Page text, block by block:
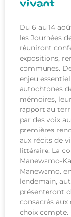
vivant
Du 6 au 14
les Journées
réuniront
expositions,
communes.
enjeu
autochtones
mémoires,
rapport au
par des voix
premières
aux récits de
littéraire. La
Manewamo-
Manewamo,
lendemain,
présenteront
consacrés aux
choix compte.